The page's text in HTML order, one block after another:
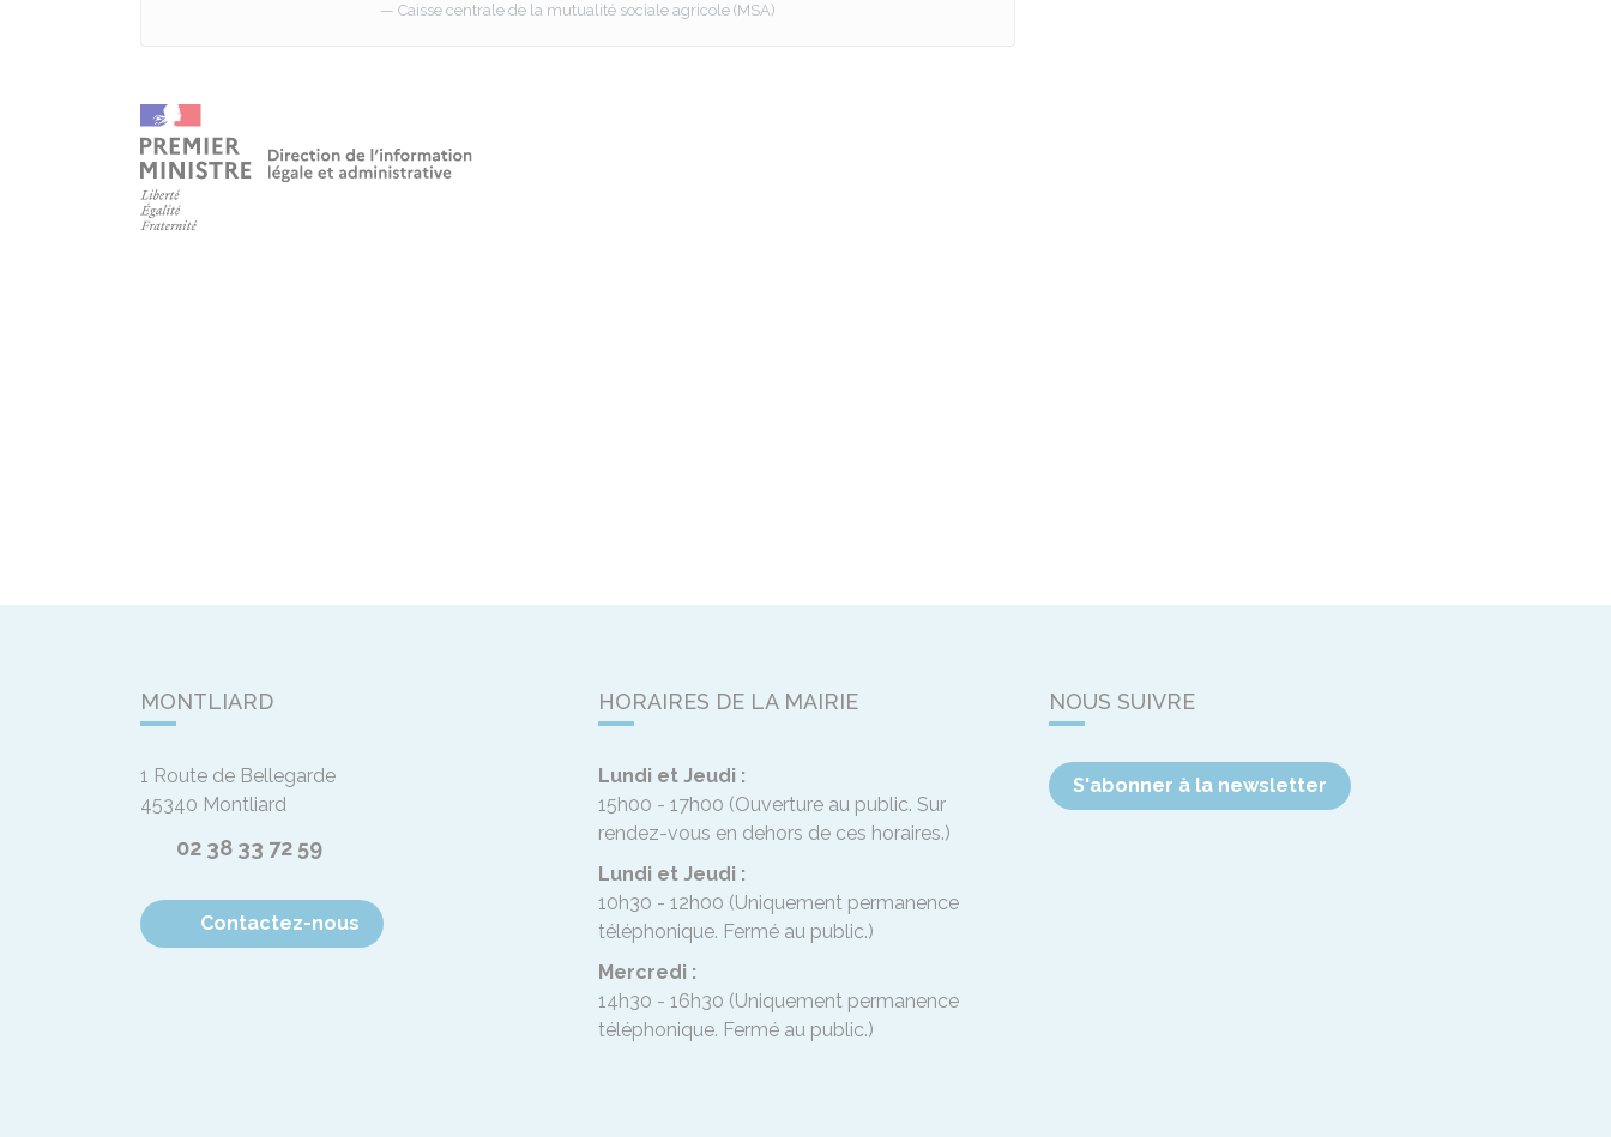
Caisse centrale de la mutualité sociale agricole (MSA)
MONTLIARD
1 Route de Bellegarde
45340 Montliard
02 38 33 72 59
Contactez-nous
HORAIRES DE LA MAIRIE
Lundi et Jeudi :
15h00 - 17h00 (Ouverture au public. Sur
rendez-vous en dehors de ces horaires.)
Lundi et Jeudi :
10h30 - 12h00 (Uniquement permanence
téléphonique. Fermé au public.)
Mercredi :
14h30 - 16h30 (Uniquement permanence
téléphonique. Fermé au public.)
NOUS SUIVRE
S'abonner à la newsletter